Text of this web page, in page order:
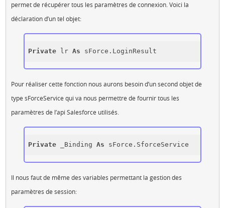
permet de récupérer tous les paramètres de connexion. Voici la
déclaration d’un tel objet:
Private lr As
Pour réaliser cette fonction nous aurons besoin d’un second objet de
type sForceService qui va nous permettre de fournir tous les
paramètres de l’api Salesforce utilisés.
Private _Binding As
Il nous faut de même des variables permettant la gestion des
paramètres de session: